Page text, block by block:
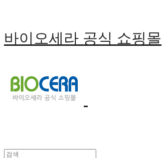
바이오세라 공식 쇼핑몰